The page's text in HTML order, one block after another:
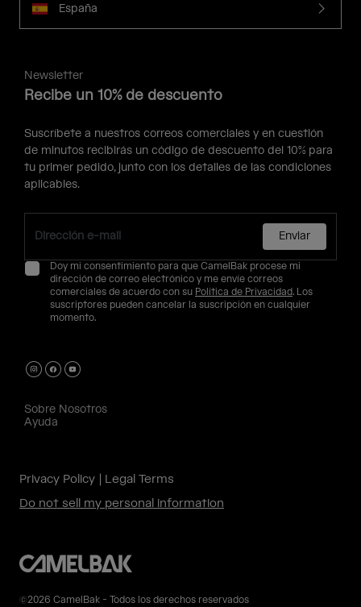
España
Newsletter
Recibe un 10% de descuento
Suscríbete a nuestros correos comerciales y en cuestión
de minutos recibirás un código de descuento del 10% para
tu primer pedido, junto con los detalles de las condiciones
aplicables.
Enviar
Doy mi consentimiento para que CamelBak procese mi
dirección de correo electrónico y me envíe correos
comerciales de acuerdo con su Política de Privacidad. Los
suscriptores pueden cancelar la suscripción en cualquier
momento.
Sobre Nosotros
Ayuda
Privacy Policy
Legal Terms
Do not sell my personal information
©2026 CamelBak - Todos los derechos reservados